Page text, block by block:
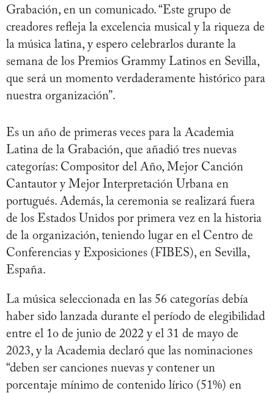
Grabación, en un comunicado. “Este grupo de
creadores refleja la excelencia musical y la riqueza de
la música latina, y espero celebrarlos durante la
semana de los Premios Grammy Latinos en Sevilla,
que será un momento verdaderamente histórico para
nuestra organización”.
Es un año de primeras veces para la Academia
Latina de la Grabación, que añadió tres nuevas
categorías: Compositor del Año, Mejor Canción
Cantautor y Mejor Interpretación Urbana en
portugués. Además, la ceremonia se realizará fuera
de los Estados Unidos por primera vez en la historia
de la organización, teniendo lugar en el Centro de
Conferencias y Exposiciones (FIBES), en Sevilla,
España.
La música seleccionada en las 56 categorías debía
haber sido lanzada durante el período de elegibilidad
entre el 1o de junio de 2022 y el 31 de mayo de
2023, y la Academia declaró que las nominaciones
“deben ser canciones nuevas y contener un
porcentaje mínimo de contenido lírico (51%) en